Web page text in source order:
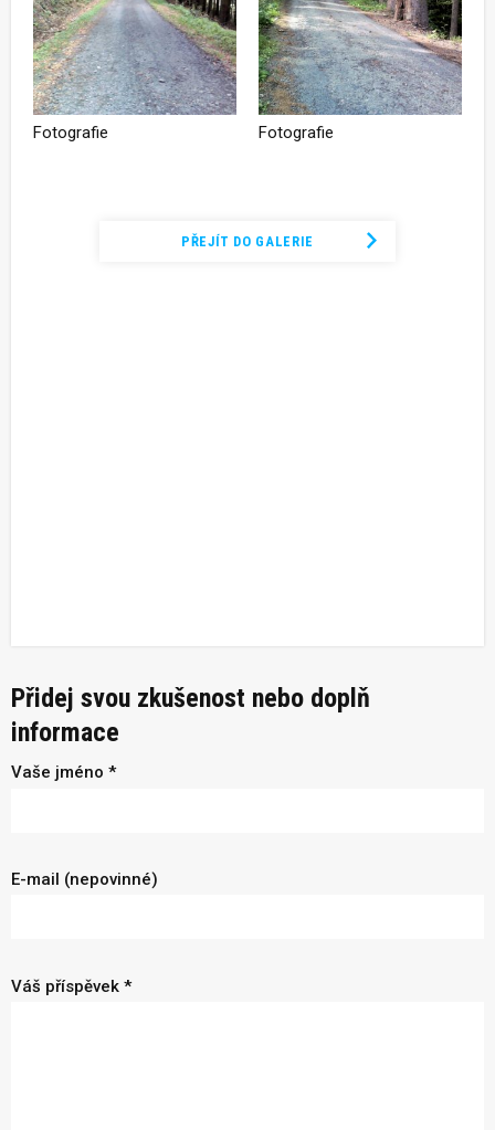
PŘEJÍT DO GALERIE
Fotografie Fotografie
Přidej svou zkušenost nebo doplň
informace
Vaše jméno *
E-mail (nepovinné)
Váš příspěvek *